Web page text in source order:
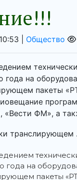
| Общество
года на
пакеты
«Вести ФМ», а
транслирующем
года на
пакеты